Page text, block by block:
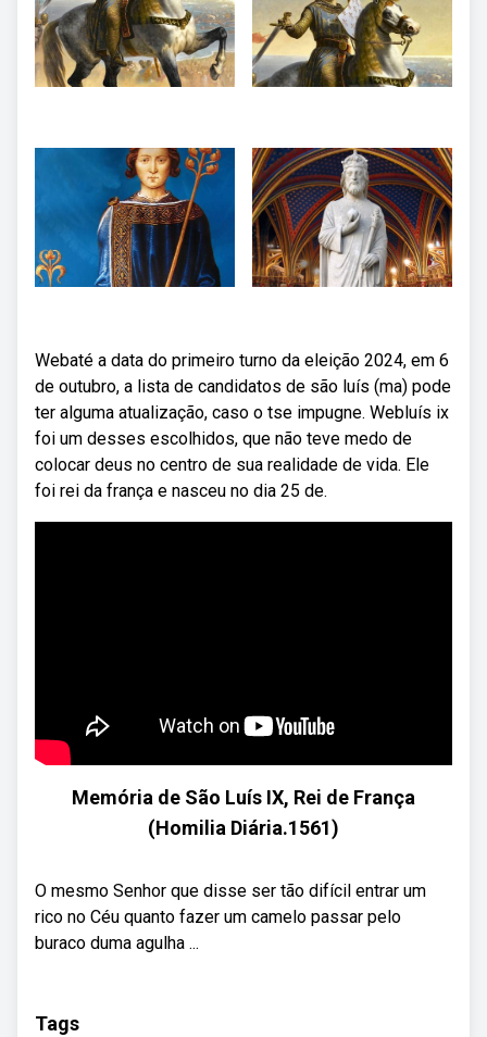
Webaté a data do primeiro turno da eleição 2024, em 6
de outubro, a lista de candidatos de são luís (ma) pode
ter alguma atualização, caso o tse impugne. Webluís ix
foi um desses escolhidos, que não teve medo de
colocar deus no centro de sua realidade de vida. Ele
foi rei da frança e nasceu no dia 25 de.
Memória de São Luís IX, Rei de França
(Homilia Diária.1561)
O mesmo Senhor que disse ser tão difícil entrar um
rico no Céu quanto fazer um camelo passar pelo
buraco duma agulha ...
Tags